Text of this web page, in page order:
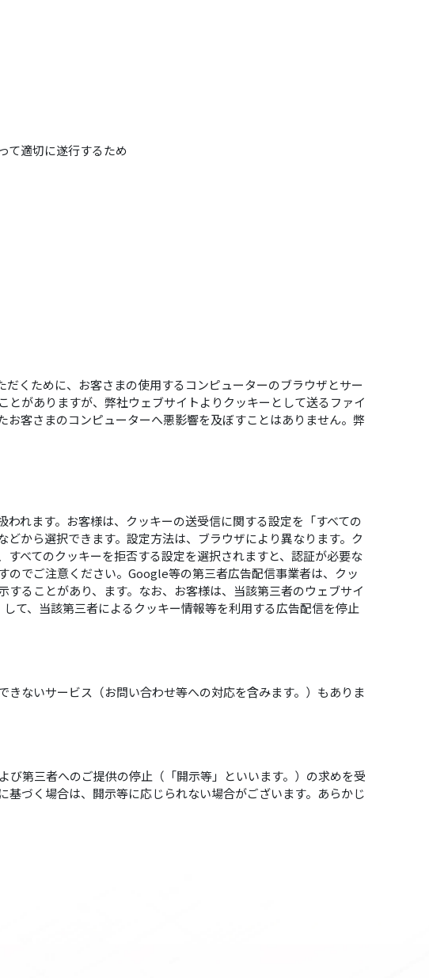
て適切に遂行するため
くために、お客さまの使用するコンピューターのブラウザとサー
がありますが、弊社ウェブサイトよりクッキーとして送るファイ
客さまのコンピューターへ悪影響を及ぼすことはありません。弊
れます。お客様は、クッキーの送受信に関する設定を「すべての
から選択できます。設定方法は、ブラウザにより異なります。ク
べてのクッキーを拒否する設定を選択されますと、認証が必要な
でご注意ください。Google等の第三者広告配信事業者は、クッ
ることがあり、ます。なお、お客様は、当該第三者のウェブサイ
て、当該第三者によるクッキー情報等を利用する広告配信を停止
ないサービス（お問い合わせ等への対応を含みます。）もありま
第三者へのご提供の停止（「開示等」といいます。）の求めを受
づく場合は、開示等に応じられない場合がございます。あらかじ